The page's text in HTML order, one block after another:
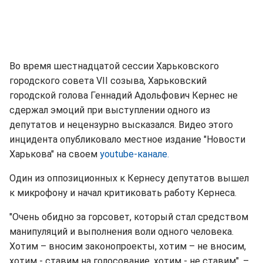
Во время шестнадцатой сессии Харьковского
городского совета VII созыва, Харьковский
городской голова Геннадий Адольфович Кернес не
сдержал эмоций при выступлении одного из
депутатов и нецензурно высказался. Видео этого
инцидента опубликовало местное издание "Новости
Харькова" на своем youtube-канале.
Один из оппозиционных к Кернесу депутатов вышел
к микрофону и начал критиковать работу Кернеса.
"Очень обидно за горсовет, который стал средством
манипуляций и выполнения воли одного человека.
Хотим – вносим законопроекты, хотим – не вносим,